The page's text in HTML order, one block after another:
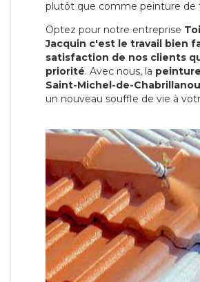
plutôt que comme peinture de
Optez pour notre entreprise
Jacquin c'est le travail bien
satisfaction de nos clients
priorité. Avec nous, la
Saint-Michel-de-
un nouveau souffle de vie à